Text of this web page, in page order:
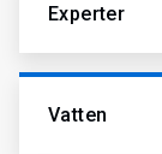
Experter
Vatten